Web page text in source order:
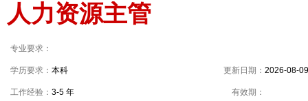
人力资源主管
专业要求：
学历要求： 本科
工作经验： 3-5 年
更新日期： 2026-08-09
有效期：